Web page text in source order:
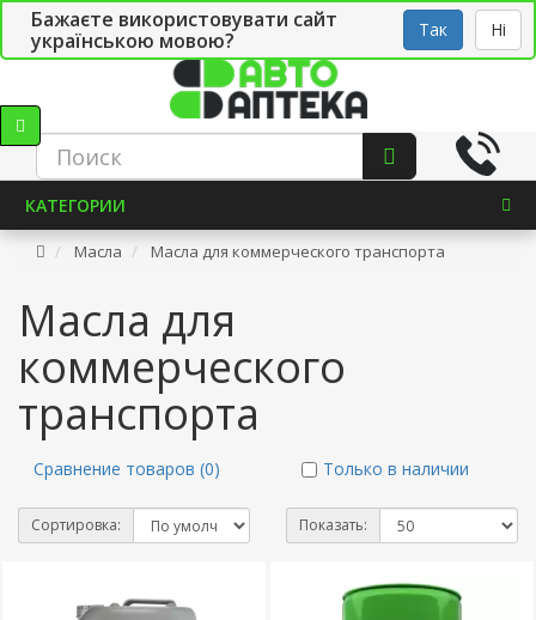
Бажаєте використовувати сайт
українською мовою?
Так Ні
СТО Укр
КАТЕГОРИИ
Масла Масла для коммерческого транспорта
Масла для
коммерческого
транспорта
Сравнение товаров (0) Только в наличии
Сортировка: Показать: